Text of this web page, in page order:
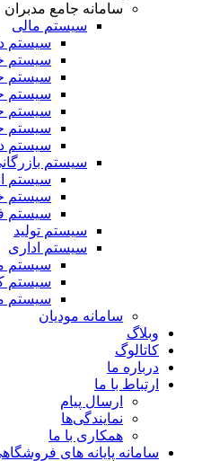
سامانه جامع مدبران
سیستم مالی
سیستم
سیستم
سیستم
سیستم
سیستم
سیستم
سیستم
سیستم
سیستم
سیستم
سیستم
سیستم تولید
سیستم اداری
سیستم
سیستم
سیستم
سامانه مودیان
وبلاگ
کاتالوگ
درباره ما
ارتباط با ما
ارسال پیام
نمایندگی‌ها
همکاری با ما
سامانه پایانه های